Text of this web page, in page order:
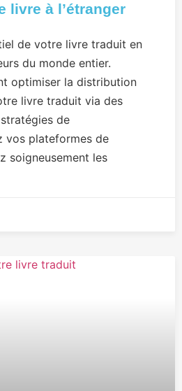
livre à l’étranger
de votre livre traduit en
du monde entier.
optimiser la distribution
livre traduit via des
de
vos plateformes de
soigneusement les